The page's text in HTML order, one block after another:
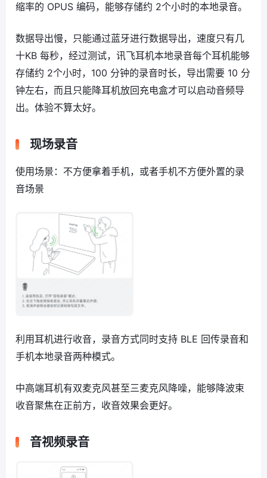
缩率的 OPUS 编码，能够存储约 2个小时的本地录音。
数据导出慢，只能通过蓝牙进行数据导出，速度只有几
十KB 每秒，经过测试，讯飞耳机本地录音每个耳机能够
存储约 2个小时，100 分钟的录音时长，导出需要 10 分
钟左右，而且只能降耳机放回充电盒才可以启动音频导
出。体验不算太好。
现场录音
使用场景：不方便拿着手机，或者手机不方便外置的录
音场景
利用耳机进行收音，录音方式同时支持 BLE 回传录音和
手机本地录音两种模式。
中高端耳机有双麦克风甚至三麦克风降噪，能够降波束
收音聚焦在正前方，收音效果会更好。
音视频录音